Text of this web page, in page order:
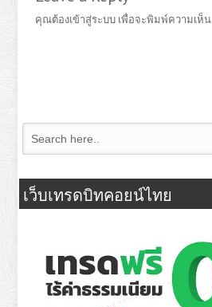
คุณต้องเข้าสู่ระบบ เพื่อจะพิมพ์ความเห็น
เว็บเทรดบิทคอยน์ไทย